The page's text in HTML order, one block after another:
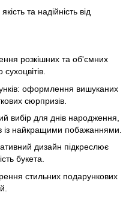
та надійність від
розкішних та об'ємних
оформлення вишуканих
сюрпризів.
вибір для днів народження,
із найкращими побажаннями.
дизайн підкреслює
букета.
стильних подарункових